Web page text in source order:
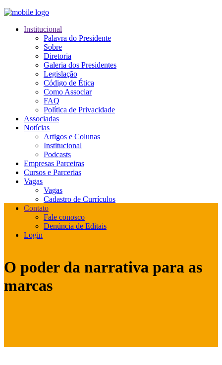
Institucional
Palavra do Presidente
Sobre
Diretoria
Galeria dos Presidentes
Legislação
Código de Ética
Como Associar
FAQ
Política de Privacidade
Associadas
Notícias
Artigos e Colunas
Institucional
Podcasts
Empresas Parceiras
Cursos e Parcerias
Vagas
Vagas
Cadastro de Currículos
Contato
Fale conosco
Denúncia de Editais
Login
O poder da narrativa para as
marcas